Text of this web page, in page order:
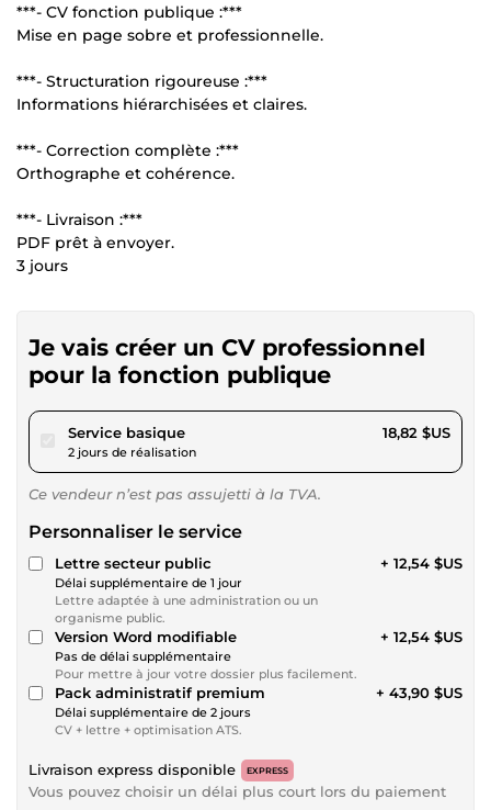
***- CV fonction publique :***
Mise en page sobre et professionnelle.
***- Structuration rigoureuse :***
Informations hiérarchisées et claires.
***- Correction complète :***
Orthographe et cohérence.
***- Livraison :***
PDF prêt à envoyer.
3 jours
Je vais créer un CV professionnel
pour la fonction publique
Service basiquepour 17,34 $US
2 jours de réalisation
18,82 $US
Ce vendeur n’est pas assujetti à la TVA.
Personnaliser le service
Lettre secteur public
Délai supplémentaire de 1 jour
Lettre adaptée à une administration ou un
organisme public.
+ 12,54 $US
Version Word modifiable
Pas de délai supplémentaire
Pour mettre à jour votre dossier plus facilement.
+ 12,54 $US
Pack administratif premium
Délai supplémentaire de 2 jours
CV + lettre + optimisation ATS.
+ 43,90 $US
Livraison express disponible EXPRESS
Vous pouvez choisir un délai plus court lors du paiement